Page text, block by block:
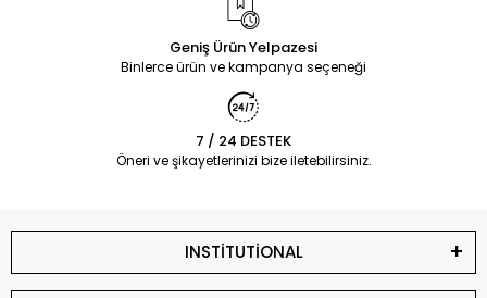
Geniş Ürün Yelpazesi
Binlerce ürün ve kampanya seçeneği
7 / 24 DESTEK
Öneri ve şikayetlerinizi bize iletebilirsiniz.
INSTİTUTİONAL